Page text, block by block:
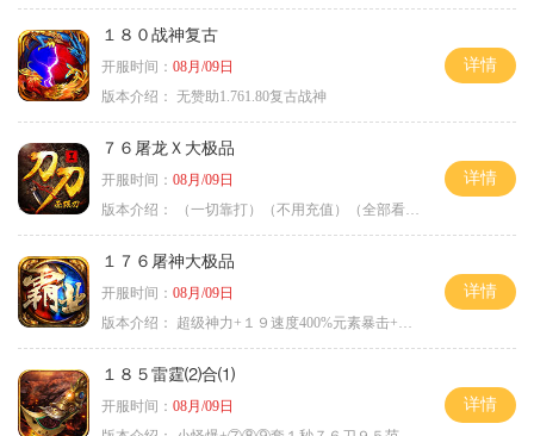
１８０战神复古
开服时间： 08月/09日
版本介绍： 无赞助1.761.80复古战神
详情
７６屠龙Ｘ大极品
开服时间： 08月/09日
版本介绍：
（一切靠打）（不用充值）（全部看脸）
详情
１７６屠神大极品
开服时间： 08月/09日
版本介绍：
超级神力+１９速度400%元素暴击+６６
详情
１８５雷霆⑵合⑴
开服时间： 08月/09日
详情